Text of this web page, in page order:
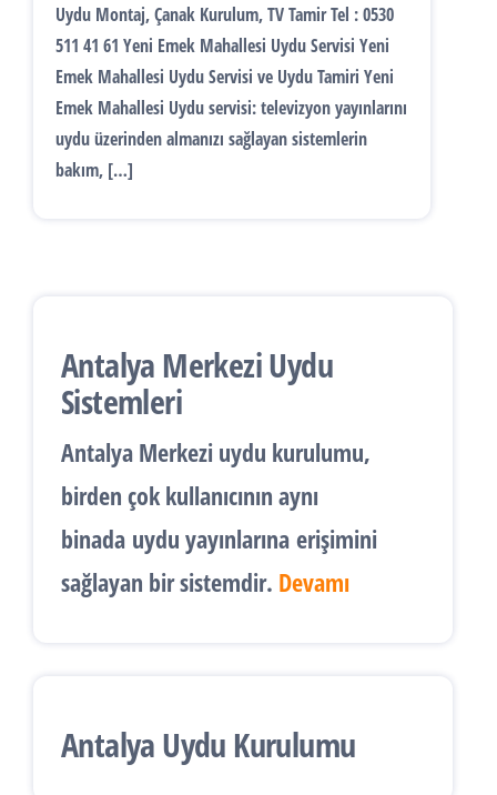
Uydu Montaj, Çanak Kurulum, TV Tamir Tel : 0530
511 41 61 Yeni Emek Mahallesi Uydu Servisi Yeni
Emek Mahallesi Uydu Servisi ve Uydu Tamiri Yeni
Emek Mahallesi Uydu servisi: televizyon yayınlarını
uydu üzerinden almanızı sağlayan sistemlerin
bakım, […]
Antalya Merkezi Uydu
Sistemleri
Antalya Merkezi uydu kurulumu,
birden çok kullanıcının aynı
binada uydu yayınlarına erişimini
sağlayan bir sistemdir. Devamı
Antalya Uydu Kurulumu